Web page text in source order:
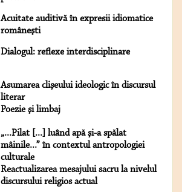
Acuitate auditivă în expresii idiomatice
româneşti
Dialogul: reflexe interdisciplinare
Asumarea clişeului ideologic în discursul
literar
Poezie şi limbaj
„...Pilat [...] luând apă şi-a spălat
mâinile...” în contextul antropologiei
culturale
Reactualizarea mesajului sacru la nivelul
discursului religios actual